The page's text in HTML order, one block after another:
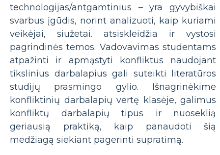
technologijas/antgamtinius – yra gyvybiškai
svarbus įgūdis, norint analizuoti, kaip kuriami
veikėjai, siužetai. atsiskleidžia ir vystosi
pagrindinės temos. Vadovavimas studentams
atpažinti ir apmąstyti konfliktus naudojant
tikslinius darbalapius gali suteikti literatūros
studijų prasmingo gylio. Išnagrinėkime
konfliktinių darbalapių vertę klasėje, galimus
konfliktų darbalapių tipus ir nuoseklią
geriausią praktiką, kaip panaudoti šią
medžiagą siekiant pagerinti supratimą.